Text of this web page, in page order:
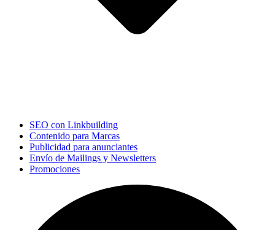
SEO con Linkbuilding
Contenido para Marcas
Publicidad para anunciantes
Envío de Mailings y Newsletters
Promociones